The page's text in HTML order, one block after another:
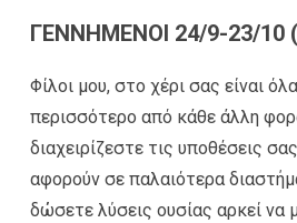
ΓΕΝΝΗΜΕΝΟΙ 24/9-23/10
Φίλοι μου, στο χέρι σας είναι
περισσότερο από κάθε άλλη
διαχειρίζεστε τις υποθέσεις
αφορούν σε παλαιότερα
δώσετε λύσεις ουσίας αρκεί να